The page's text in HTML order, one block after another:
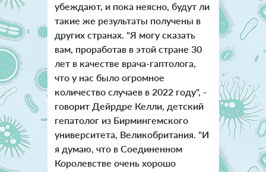
убеждают, и пока неясно, будут ли
такие же результаты получены в
других странах. "Я могу сказать
вам, проработав в этой стране 30
лет в качестве врача-гаптолога,
что у нас было огромное
количество случаев в 2022 году", -
говорит Дейрдре Келли, детский
гепатолог из Бирмингемского
университета, Великобритания. "И
я думаю, что в Соединенном
Королевстве очень хорошо